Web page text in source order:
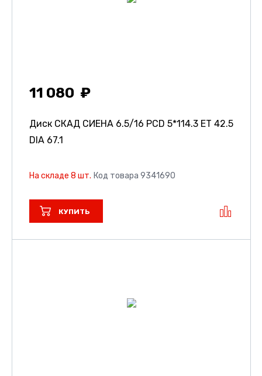
11 080
Диск СКАД СИЕНА 6.5/16 PCD 5*114.3 ET 42.5
DIA 67.1
На складе 8 шт. Код товара 9341690
КУПИТЬ